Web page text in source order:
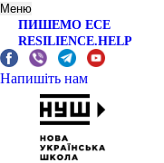
Меню
ПИШЕМО ЕСЕ
RESILIENCE.HELP
Напишіть нам